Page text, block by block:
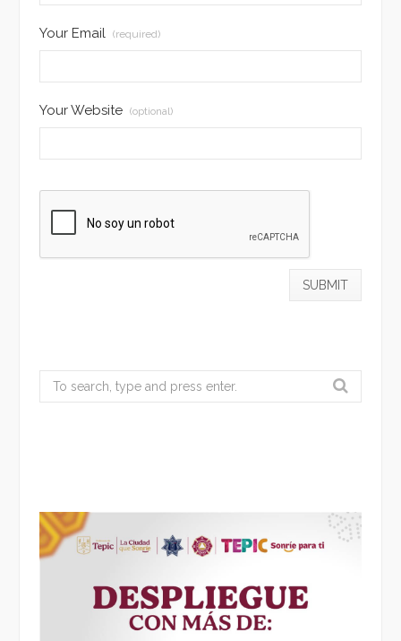
Your Email (required)
Your Website (optional)
Search
for: